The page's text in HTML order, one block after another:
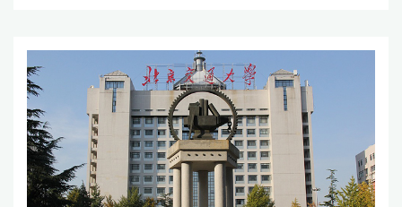
予参与者积极的社会影响力，用更独特的线路设计，让
您的视界更加开阔； -为處於人生轉捩點、有升學壓力的
香港青少年提供内地知名大学升學指導、管家服務、職
業發展規劃等一站